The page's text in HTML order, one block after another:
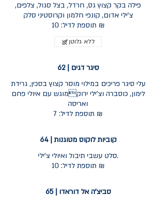
פילה בקר קצוץ גס, חרדל, בצל סגול, צלפים,
צ'ילי אדום, קונפי חלמון וקרוסטיני סלק
תוספת לדיל: 10 ₪
ללא גלוטן
סיגר דגים | 62
עלי סיגר פריכים במילוי מוסר קצוץ בסכין, גרידת
לימון, כוסברה וצ'ילי ירוקמוגש עם איולי פחם
ואריסה
תוספת לדיל: 7 ₪
קוביות לוקוס מטוגנות | 64
סלט עשבי תיבול ואיולי צ'ילי.
תוספת לדיל: 10 ₪
סביצ'ה אל דוראדו | 65